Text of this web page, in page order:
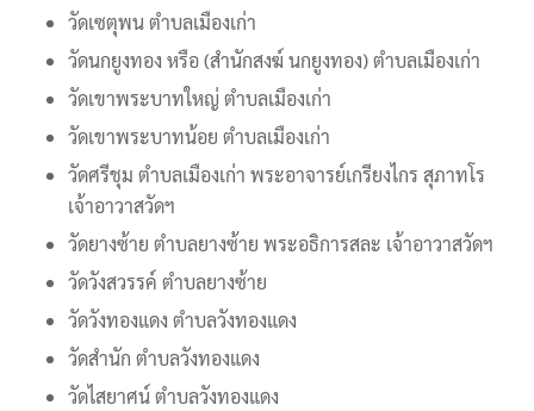
วัดเซตุพน ตำบลเมืองเก่า
วัดนกยูงทอง หรือ (สำนักสงฆ์ นกยูงทอง) ตำบลเมืองเก่า
วัดเขาพระบาทใหญ่ ตำบลเมืองเก่า
วัดเขาพระบาทน้อย ตำบลเมืองเก่า
วัดศรีชุม ตำบลเมืองเก่า พระอาจารย์เกรียงไกร สุภาทโร
เจ้าอาวาสวัดฯ
วัดยางซ้าย ตำบลยางซ้าย พระอธิการสละ เจ้าอาวาสวัดฯ
วัดวังสวรรค์ ตำบลยางซ้าย
วัดวังทองแดง ตำบลวังทองแดง
วัดสำนัก ตำบลวังทองแดง
วัดไสยาศน์ ตำบลวังทองแดง